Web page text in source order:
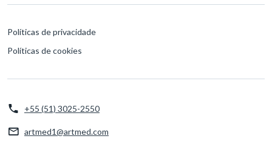
Políticas de privacidade
Políticas de cookies
+55 (51) 3025-2550
artmed1@artmed.com